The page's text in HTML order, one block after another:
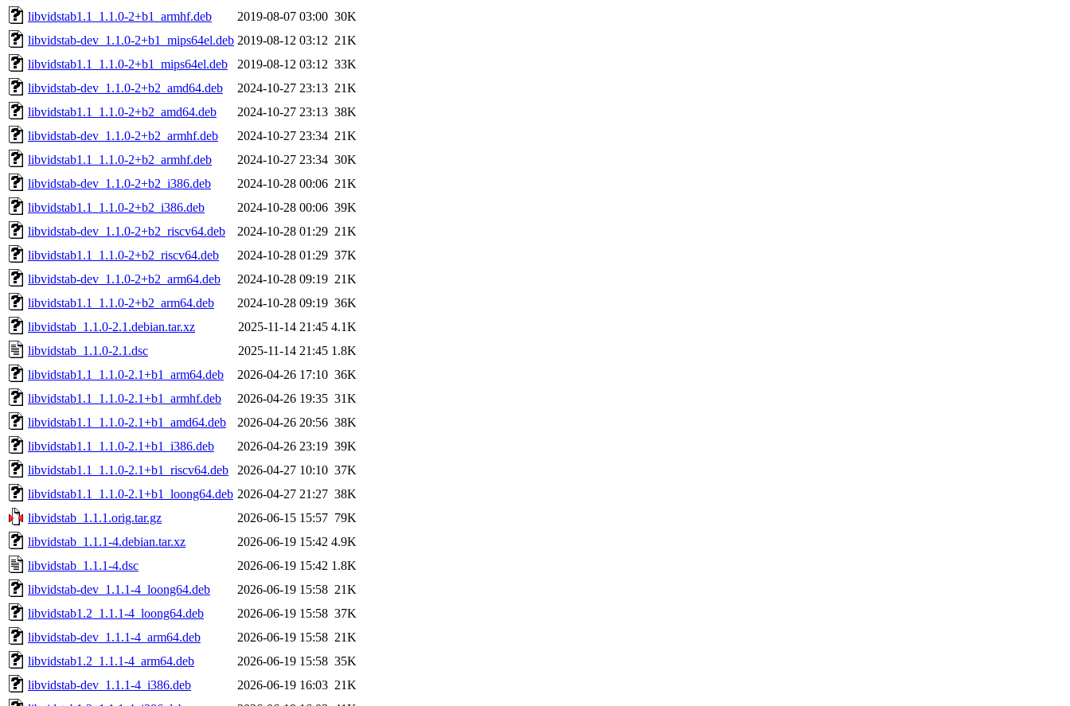
libvidstab1.1_1.1.0-2+b1_armhf.deb
2019-08-07 03:00 30K
libvidstab-dev_1.1.0-2+b1_mips64el.deb 2019-08-12 03:12 21K
libvidstab1.1_1.1.0-2+b1_mips64el.deb
2019-08-12 03:12 33K
libvidstab-dev_1.1.0-2+b2_amd64.deb
2024-10-27 23:13 21K
libvidstab1.1_1.1.0-2+b2_amd64.deb
2024-10-27 23:13 38K
libvidstab-dev_1.1.0-2+b2_armhf.deb
2024-10-27 23:34 21K
libvidstab1.1_1.1.0-2+b2_armhf.deb
2024-10-27 23:34 30K
libvidstab-dev_1.1.0-2+b2_i386.deb
2024-10-28 00:06 21K
libvidstab1.1_1.1.0-2+b2_i386.deb
2024-10-28 00:06 39K
libvidstab-dev_1.1.0-2+b2_riscv64.deb
2024-10-28 01:29 21K
libvidstab1.1_1.1.0-2+b2_riscv64.deb
2024-10-28 01:29 37K
libvidstab-dev_1.1.0-2+b2_arm64.deb
2024-10-28 09:19 21K
libvidstab1.1_1.1.0-2+b2_arm64.deb
2024-10-28 09:19 36K
libvidstab_1.1.0-2.1.debian.tar.xz
2025-11-14 21:45 4.1K
libvidstab_1.1.0-2.1.dsc
2025-11-14 21:45 1.8K
libvidstab1.1_1.1.0-2.1+b1_arm64.deb
2026-04-26 17:10 36K
libvidstab1.1_1.1.0-2.1+b1_armhf.deb
2026-04-26 19:35 31K
libvidstab1.1_1.1.0-2.1+b1_amd64.deb
2026-04-26 20:56 38K
libvidstab1.1_1.1.0-2.1+b1_i386.deb
2026-04-26 23:19 39K
libvidstab1.1_1.1.0-2.1+b1_riscv64.deb
2026-04-27 10:10 37K
libvidstab1.1_1.1.0-2.1+b1_loong64.deb 2026-04-27 21:27 38K
libvidstab_1.1.1.orig.tar.gz
2026-06-15 15:57 79K
libvidstab_1.1.1-4.debian.tar.xz
2026-06-19 15:42 4.9K
libvidstab_1.1.1-4.dsc
2026-06-19 15:42 1.8K
libvidstab-dev_1.1.1-4_loong64.deb
2026-06-19 15:58 21K
libvidstab1.2_1.1.1-4_loong64.deb
2026-06-19 15:58 37K
libvidstab-dev_1.1.1-4_arm64.deb
2026-06-19 15:58 21K
libvidstab1.2_1.1.1-4_arm64.deb
2026-06-19 15:58 35K
libvidstab-dev_1.1.1-4_i386.deb
2026-06-19 16:03 21K